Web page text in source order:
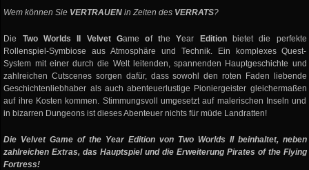
Wem können Sie VERTRAUEN in Zeiten des VERRATS?
Die Two Worlds II Velvet Game of the Year Editionbietet die perfekte
Rollenspiel-Symbiose aus Atmosphäre und Technik. Ein komplexes Quest-
System mit einer durch die Welt leitenden, spannenden Hauptgeschichte und
zahlreichen Cutscenes sorgen dafür, dass sowohl den roten Faden liebende
Geschichtenliebhaber als auch abenteuerlustige Pioniergeister gleichermaßen
auf ihre Kosten kommen. Stimmungsvoll umgesetzt auf malerischen Inseln und
in bizarren Dungeons ist dieses Abenteuer nichts für müde Landratten!
Die Velvet Game of the Year Edition von Two Worlds II beinhaltet, neben
zahlreichen Extras, das Hauptspiel und die Erweiterung Pirates of the Flying
Fortress!